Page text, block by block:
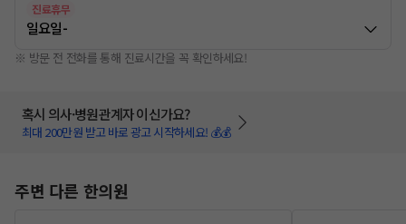
진료휴무
일요일-
※ 방문 전 전화를 통해 진료시간을 꼭 확인하세요!
혹시 의사·병원관계자 이신가요?
최대 200만원 받고 바로 광고 시작하세요! 💰💰
주변 다른 한의원